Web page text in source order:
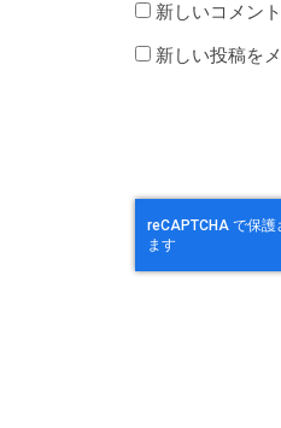
新しいコメン
新しい投稿を